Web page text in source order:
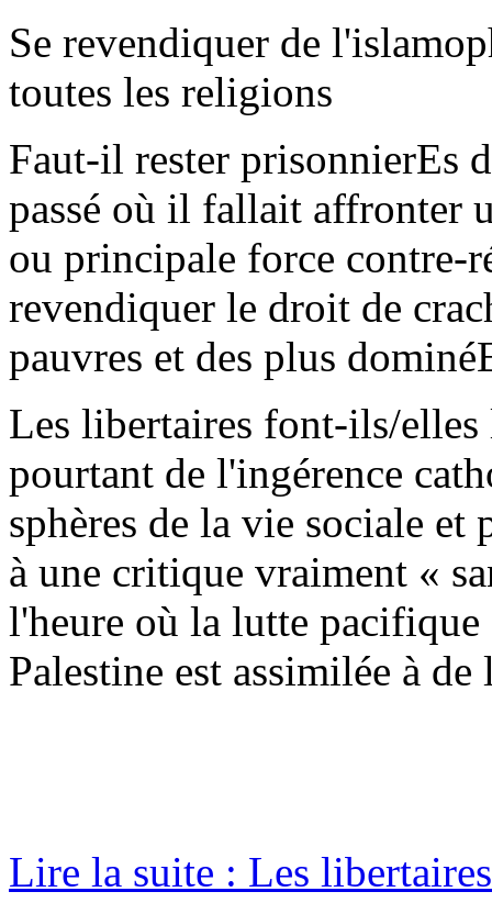
Se revendiquer de
toutes les religions
Faut-il rester prisonnierEs
passé où il fallait affronter
ou principale force contre-
revendiquer le droit de
pauvres et des plus
Les libertaires font-ils/
pourtant de l'ingérence
sphères de la vie sociale
à une critique vraiment «
l'heure où la lutte
Palestine est assimilée à
Lire la suite : Les